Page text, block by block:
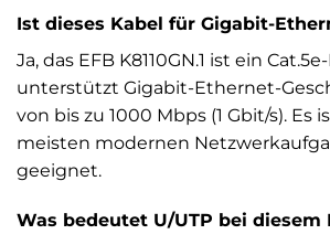
Ist dieses Kabel für Gigabit-
Ja, das EFB K8110GN.1 ist ein
unterstützt Gigabit-Ethernet-
von bis zu 1000 Mbps (1 Gbit/s). Es
meisten modernen
geeignet.
Was bedeutet U/UTP bei diesem